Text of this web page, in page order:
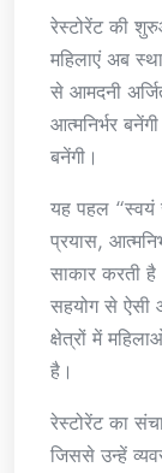
रेस्टोरेंट की
महिलाएं अब
से आमदनी
आत्मनिर्भर
बनेंगी।
यह पहल “स्वयं
प्रयास,
साकार करती
सहयोग से ऐसी
क्षेत्रों में
है।
रेस्टोरेंट का
जिससे उन्हें